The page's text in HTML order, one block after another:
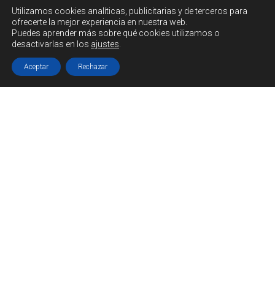
Utilizamos cookies analíticas, publicitarias y de terceros para
ofrecerte la mejor experiencia en nuestra web.
Puedes aprender más sobre qué cookies utilizamos o
desactivarlas en los ajustes
Aceptar Rechazar